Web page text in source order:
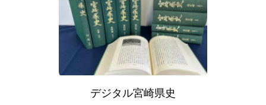
デジタル宮崎県史